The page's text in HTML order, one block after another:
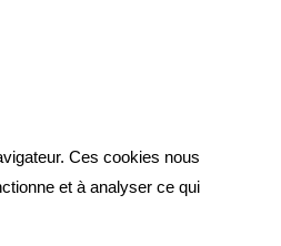
Ces cookies nous
et à analyser ce qui